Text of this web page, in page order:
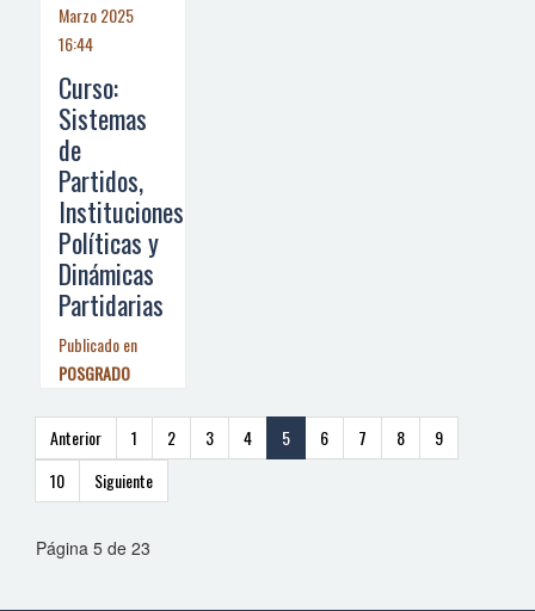
Marzo 2025
16:44
Curso:
Sistemas
de
Partidos,
Instituciones
Políticas y
Dinámicas
Partidarias
Publicado en
POSGRADO
Anterior 1 2 3 4 5 6 7 8
9
10
Siguiente
Página 5 de 23